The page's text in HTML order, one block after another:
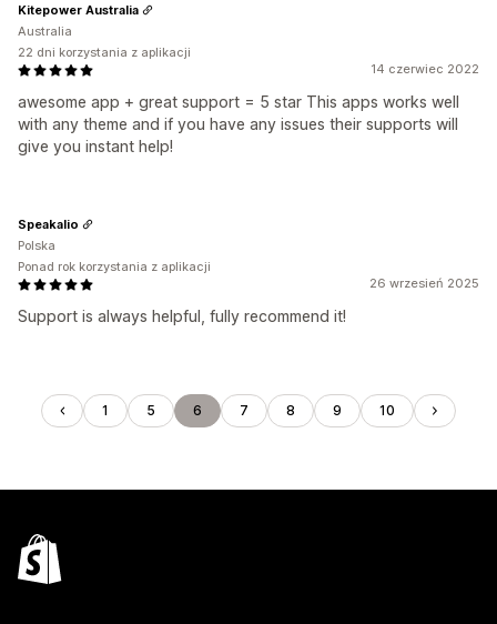
14 czerwiec 2022
awesome app + great support = 5 star This apps works well
with any theme and if you have any issues their supports will
give you instant help!
Kitepower Australia
Australia
22 dni korzystania z aplikacji
26 wrzesień 2025
Support is always helpful, fully recommend it!
Speakalio
Polska
Ponad rok korzystania z aplikacji
1 5 6 7 8 9 10